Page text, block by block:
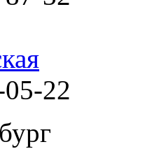
22